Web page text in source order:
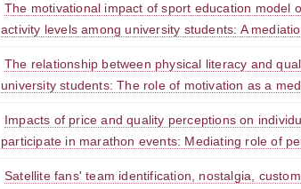
The motivational impact of sport education model
activity levels among university students: A
The relationship between physical literacy and
university students: The role of motivation as a
Impacts of price and quality perceptions on
participate in marathon events: Mediating role of
Satellite fans' team identification, nostalgia,